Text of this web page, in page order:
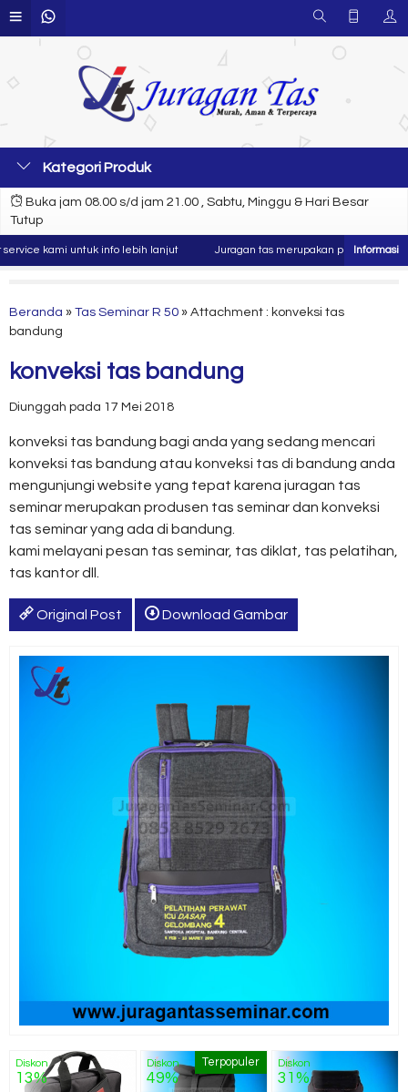
Kategori Produk
Buka jam 08.00 s/d jam 21.00 , Sabtu, Minggu & Hari Besar
Tutup
kami untuk info lebih lanjut Juragan tas merupakan produsen dan
Beranda » Tas Seminar R 50 » Attachment : konveksi tas
bandung
konveksi tas bandung
Diunggah pada 17 Mei 2018
konveksi tas bandung bagi anda yang sedang mencari
konveksi tas bandung atau konveksi tas di bandung anda
mengunjungi website yang tepat karena juragan tas
seminar merupakan produsen tas seminar dan konveksi
tas seminar yang ada di bandung.
kami melayani pesan tas seminar, tas diklat, tas pelatihan,
tas kantor dll.
Original Post Download Gambar
Diskon
13%
Terpopuler
Diskon
49%
Diskon
31%